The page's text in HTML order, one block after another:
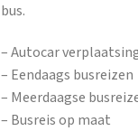
bus.
– Autocar
– Eendaags busreizen
– Meerdaagse
– Busreis op maat